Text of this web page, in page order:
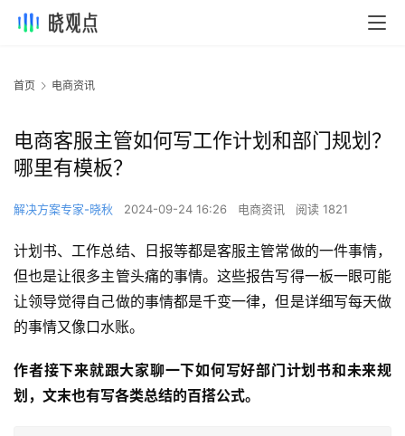
首页 电商资讯
电商客服主管如何写工作计划和部门规划？
哪里有模板？
解决方案专家-晓秋 2024-09-24 16:26 电商资讯 阅读 1821
计划书、工作总结、日报等都是客服主管常做的一件事情，
但也是让很多主管头痛的事情。这些报告写得一板一眼可能
让领导觉得自己做的事情都是千变一律，但是详细写每天做
的事情又像口水账。
作者接下来就跟大家聊一下如何写好部门计划书和未来规
划，文末也有写各类总结的百搭公式。